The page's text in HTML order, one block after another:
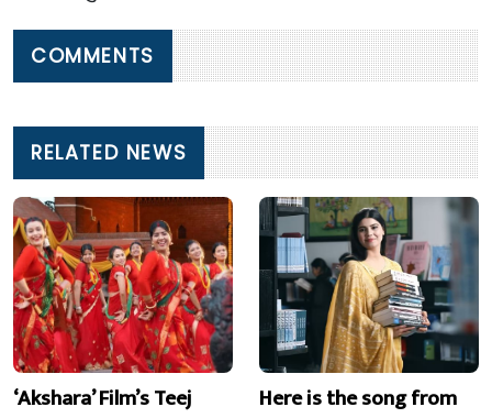
COMMENTS
RELATED NEWS
‘Akshara’ Film’s Teej
Here is the song from